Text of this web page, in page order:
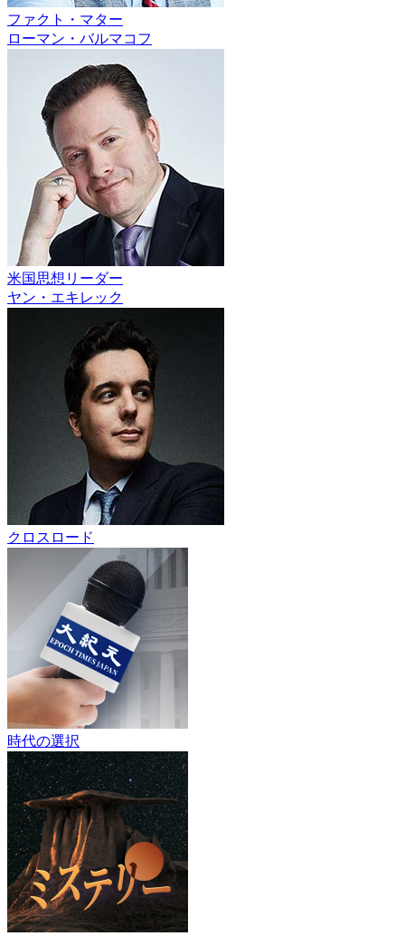
ファクト・マター
ローマン・バルマコフ
米国思想リーダー
ヤン・エキレック
クロスロード
時代の選択